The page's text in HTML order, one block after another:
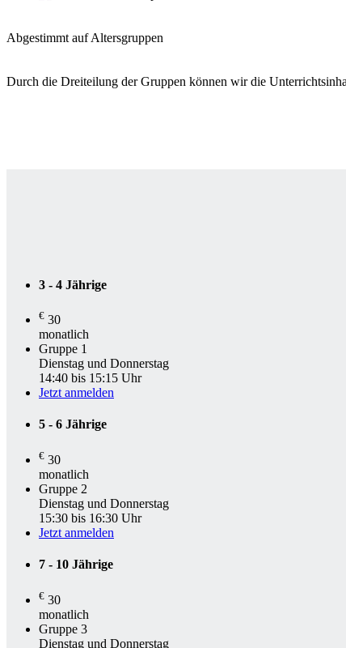
Abgestimmt auf Altersgruppen
Durch die Dreiteilung der Gruppen können wir die
3 - 4 Jährige
€ 30
monatlich
Gruppe 1
Dienstag und Donnerstag
14:40 bis 15:15 Uhr
Jetzt anmelden
5 - 6 Jährige
€ 30
monatlich
Gruppe 2
Dienstag und Donnerstag
15:30 bis 16:30 Uhr
Jetzt anmelden
7 - 10 Jährige
€ 30
monatlich
Gruppe 3
Dienstag und Donnerstag